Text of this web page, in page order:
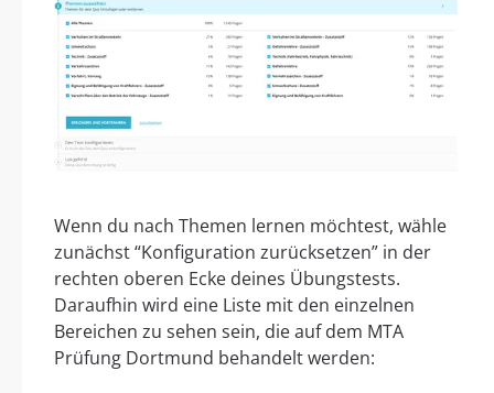
Wenn du nach Themen lernen möchtest, wähle
zunächst “Konfiguration zurücksetzen” in der
rechten oberen Ecke deines Übungstests.
Daraufhin wird eine Liste mit den einzelnen
Bereichen zu sehen sein, die auf dem MTA
Prüfung Dortmund behandelt werden: